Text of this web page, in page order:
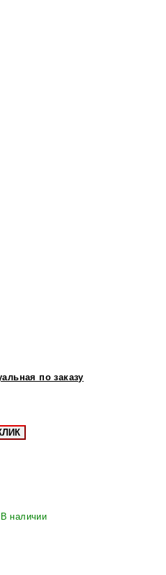
по заказу
В наличии